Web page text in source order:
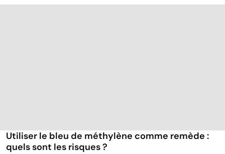
Utiliser le bleu de méthylène comme remède :
quels sont les risques ?